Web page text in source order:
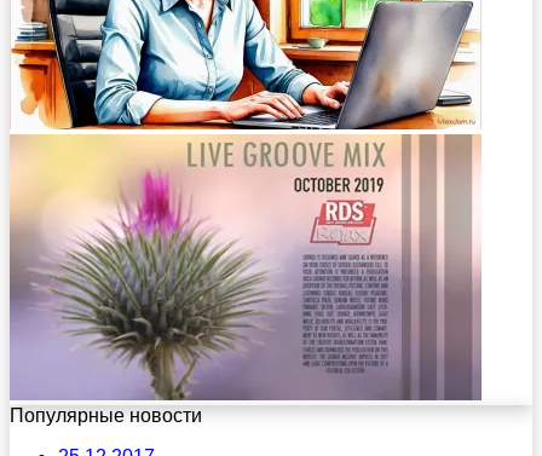
Популярные новости